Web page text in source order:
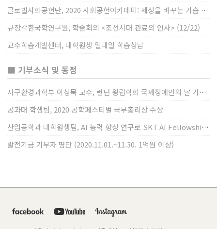
글로벌사회공헌단, 2020 사회공헌아카데미: 세상을 바꾸는 가슴 따뜻한 나눔(12/23~24)
규장각한국학연구원, 학술회의 <조선시대 관료의 인사> (12/22)
교수학습개발센터, 대학원생 일대일 학습상담
■ 기부소식 및 동정
지구환경과학부 이상묵 교수, 런던 왕립학회 국제장애인의 날 기념 “전 세계 장애가 있는 과학자”에 소개
공과대 학생팀, 2020 공학페스티벌 국무총리상 수상
산업공학과 대학원생팀, AI 능력 향상 연구로 SKT AI Fellowship 2기 최우수팀 선정
발전기금 기부자 명단 (2020.11.01.~11.30. 1억원 이상)